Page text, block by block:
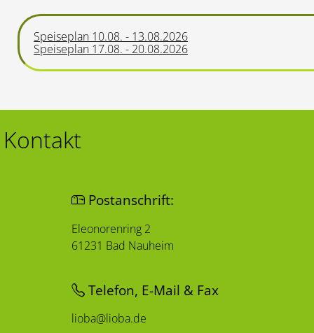
Speiseplan 10.08. - 13.08.2026
Speiseplan 17.08. - 20.08.2026
Kontakt
Postanschrift:
Eleonorenring 2
61231 Bad Nauheim
Telefon, E-Mail & Fax
lioba@lioba.de